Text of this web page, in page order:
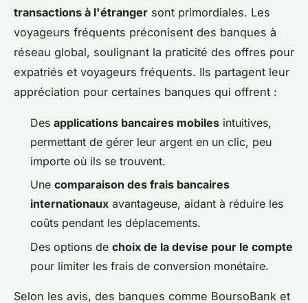
transactions à l'étranger sont primordiales. Les
voyageurs fréquents préconisent des banques à
réseau global, soulignant la praticité des offres pour
expatriés et voyageurs fréquents. Ils partagent leur
appréciation pour certaines banques qui offrent :
Des applications bancaires mobiles intuitives,
permettant de gérer leur argent en un clic, peu
importe où ils se trouvent.
Une comparaison des frais bancaires
internationaux avantageuse, aidant à réduire les
coûts pendant les déplacements.
Des options de choix de la devise pour le compte
pour limiter les frais de conversion monétaire.
Selon les avis, des banques comme BoursoBank et